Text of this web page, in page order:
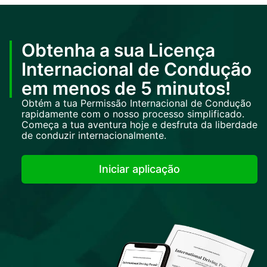
Obtenha a sua Licença
Internacional de Condução
em menos de 5 minutos!
Obtém a tua Permissão Internacional de Condução
rapidamente com o nosso processo simplificado.
Começa a tua aventura hoje e desfruta da liberdade
de conduzir internacionalmente.
Iniciar aplicação